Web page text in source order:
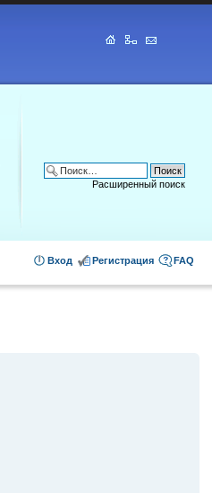
Расширенный поиск
FAQ
Регистрация
Вход